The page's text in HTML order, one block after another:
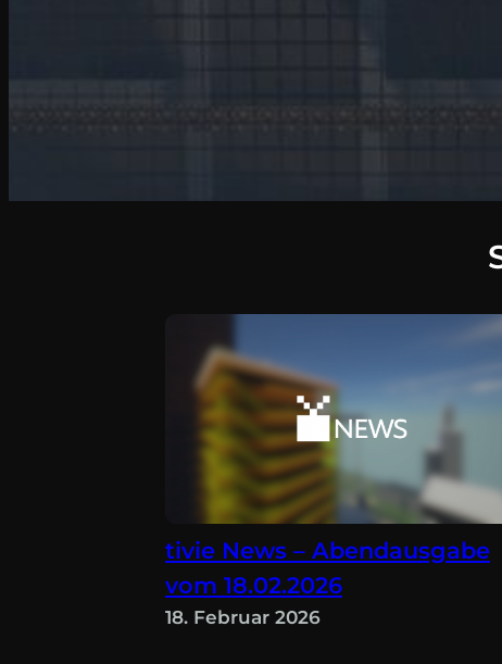
tivie News – Abendausgabe
vom 18.02.2026
18. Februar 2026